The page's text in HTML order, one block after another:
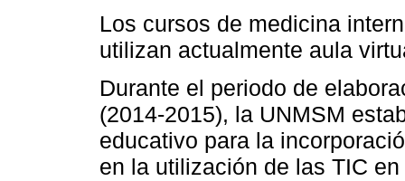
Los cursos de medicina
utilizan actualmente aula
Durante el periodo de
(2014-2015), la UNMSM
educativo para la
en la utilización de las TIC